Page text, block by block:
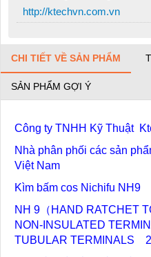
http://ktechvn.com.vn
CHI TIẾT VỀ SẢN PHẨM
SẢN PHẨM GỢI Ý
Công ty TNHH Kỹ Thuật
Nhà phân phối các sản
Việt Nam
Kìm bấm cos Nichifu NH9
NH 9（HAND RATCHET
NON-INSULATED
TUBULAR TERMINALS